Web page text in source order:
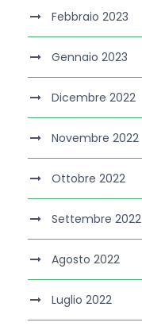
Febbraio 2023
Gennaio 2023
Dicembre 2022
Novembre 2022
Ottobre 2022
Settembre 2022
Agosto 2022
Luglio 2022